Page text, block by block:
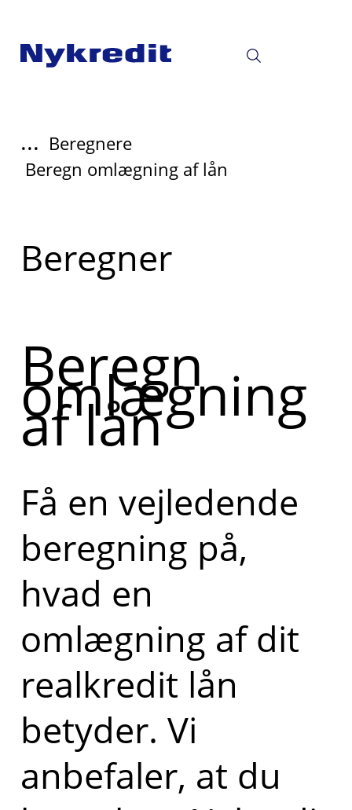
... Beregnere
Beregn omlægning af lån
Læs
mere
Beregner
Beregn
omlægning
af lån
Få en vejledende
beregning på,
hvad en
omlægning af dit
realkredit lån
betyder. Vi
anbefaler, at du